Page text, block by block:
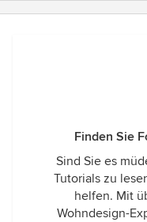
Finden Sie
Sind Sie es
Tutorials zu
helfen. Mit
Wohndesign-